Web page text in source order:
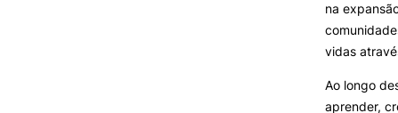
na
vidas
Ao longo
aprender,